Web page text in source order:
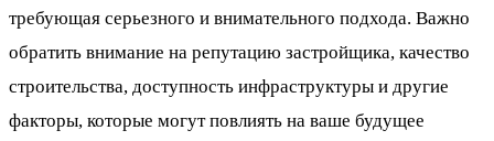
требующая серьезного и внимательного подхода. Важно
обратить внимание на репутацию застройщика, качество
строительства, доступность инфраструктуры и другие
факторы, которые могут повлиять на ваше будущее